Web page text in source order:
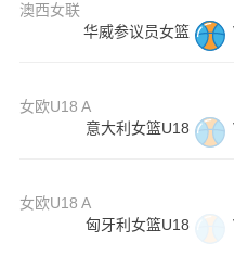
澳西女联
华威参议员女篮
女欧U18 A
意大利女篮U18
女欧U18 A
匈牙利女篮U18